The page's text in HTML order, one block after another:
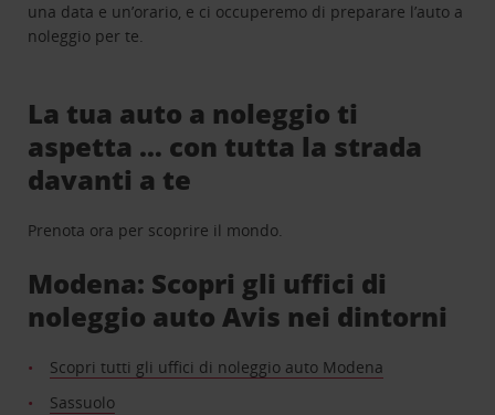
una data e un’orario, e ci occuperemo di preparare l’auto a
noleggio per te.
La tua auto a noleggio ti
aspetta … con tutta la strada
davanti a te
Prenota ora per scoprire il mondo.
Modena: Scopri gli uffici di
noleggio auto Avis nei dintorni
Scopri tutti gli uffici di noleggio auto Modena
Sassuolo